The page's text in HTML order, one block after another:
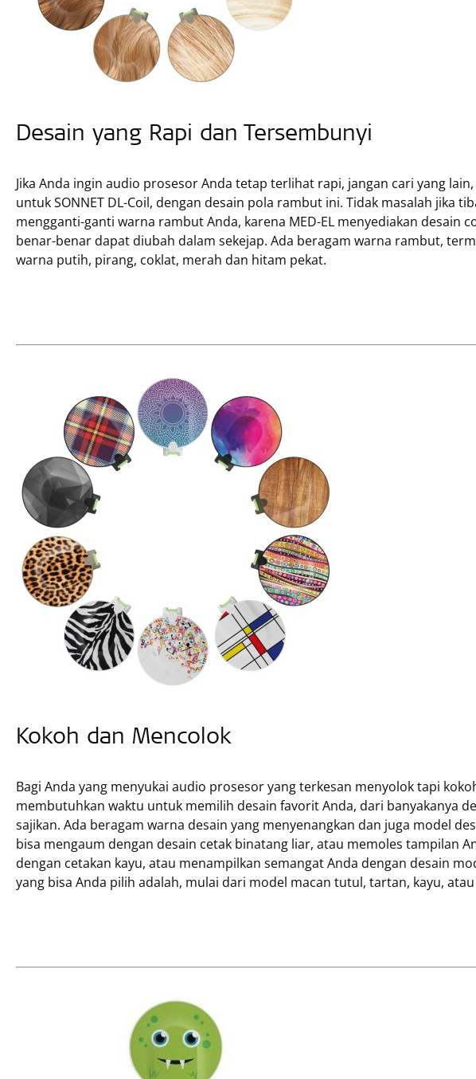
Desain yang Rapi dan Tersembunyi
Jika Anda ingin audio prosesor Anda tetap terlihat rapi, jangan cari yang
untuk SONNET DL-Coil, dengan desain pola rambut ini. Tidak masalah jika
mengganti-ganti warna rambut Anda, karena MED-EL menyediakan desain
benar-benar dapat diubah dalam sekejap. Ada beragam warna rambut,
warna putih, pirang, coklat, merah dan hitam pekat.
Kokoh dan Mencolok
Bagi Anda yang menyukai audio prosesor yang terkesan menyolok tapi
membutuhkan waktu untuk memilih desain favorit Anda, dari banyakanya
sajikan. Ada beragam warna desain yang menyenangkan dan juga model
bisa mengaum dengan desain cetak binatang liar, atau memoles tampilan
dengan cetakan kayu, atau menampilkan semangat Anda dengan desain
yang bisa Anda pilih adalah, mulai dari model macan tutul, tartan, kayu,